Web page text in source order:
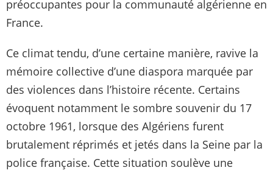
préoccupantes pour la communauté algérienne en
France.
Ce climat tendu, d’une certaine manière, ravive la
mémoire collective d’une diaspora marquée par
des violences dans l’histoire récente. Certains
évoquent notamment le sombre souvenir du 17
octobre 1961, lorsque des Algériens furent
brutalement réprimés et jetés dans la Seine par la
police française. Cette situation soulève une